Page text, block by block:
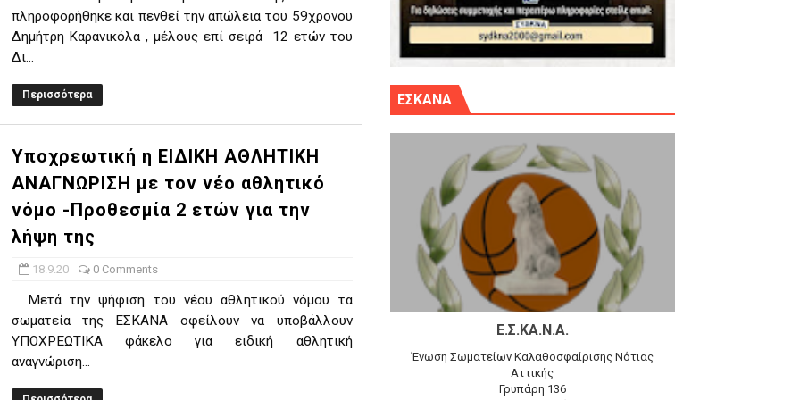
ΜΠΑΣΚΕΤ : 39Η ΕΠΕΤΕΙΟΣ ΑΠΟ ΤΟ ΕΠΟΣ ΤΟΥ 1987
κυπέλλου ανδρών ΕΣΚΑΝΑ Μανδραϊκός Προοδευτική στο νέο κλ. Αγίου Δημητρίου την Κυριακή 14.6.26
Πανελευσινιακό στον τελικό αύριο με Αρετσού (το video του αγώνα)
η Φιλία Περάματος έφερε την σειρά στα ίσια (1-1) νίκησε τον Προφήτη Ηλία 78-74 στα Καμίνια
ΑΕ Ρέντη, Πέρα , Ερμής Αργυρ. και Δραπετσώνα
πληροφορήθηκε και πενθεί την απώλεια του 59χρονου
Δημήτρη Καρανικόλα , μέλους επί σειρά 12 ετών του
Δι...
Περισσότερα
Υποχρεωτική η ΕΙΔΙΚΗ ΑΘΛΗΤΙΚΗ
ΑΝΑΓΝΩΡΙΣΗ με τον νέο αθλητικό
νόμο -Προθεσμία 2 ετών για την
λήψη της
18.9.20 0 Comments
Μετά την ψήφιση του νέου αθλητικού νόμου τα
σωματεία της ΕΣΚΑΝΑ οφείλουν να υποβάλλουν
ΥΠΟΧΡΕΩΤΙΚΑ φάκελο για ειδική αθλητική
αναγνώριση...
ΕΣΚΑΝΑ
Ε.Σ.ΚΑ.Ν.Α.
Ένωση Σωματείων Καλαθοσφαίρισης Νότιας
Αττικής
Γρυπάρη 136